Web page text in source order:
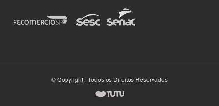
© Copyright - Todos os Direitos Reservados